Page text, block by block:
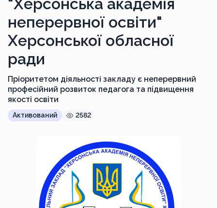
"Херсонська академія
неперервної освіти"
Херсонської обласної
ради
Пріоритетом діяльності закладу є неперервний
професійний розвиток педагога та підвищення
якості освіти
Активований 2582